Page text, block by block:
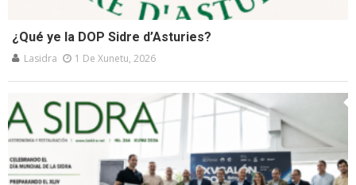
¿Qué ye la DOP Sidre d’Asturies?
Lasidra 1 De Xunetu, 2026